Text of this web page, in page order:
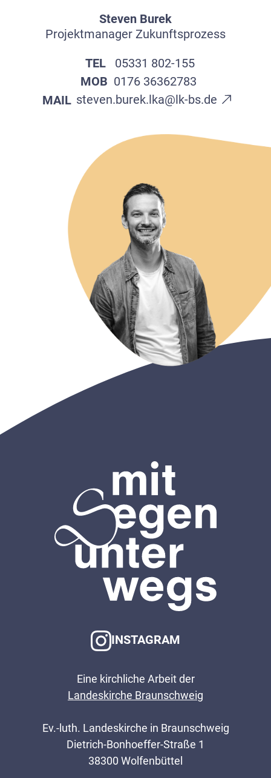
Steven Burek
Projektmanager Zukunftsprozess
TEL
05331 802-155
MOB 0176 36362783
MAIL steven.burek.lka@lk-bs.de
INSTAGRAM
Eine kirchliche Arbeit der
Landeskirche Braunschweig
Ev.-luth. Landeskirche in Braunschweig
Dietrich-Bonhoeffer-Straße 1
38300 Wolfenbüttel